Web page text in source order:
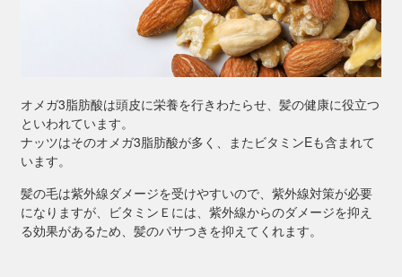
オメガ3脂肪酸は頭皮に栄養を行きわたらせ、髪の健康に役立つ
といわれています。
ナッツはそのオメガ3脂肪酸が多く、またビタミンEも含まれて
います。
髪の毛は紫外線ダメージを受けやすいので、紫外線対策が必要
になりますが、ビタミンＥには、紫外線からのダメージを抑え
る効果があるため、髪のパサつきを抑えてくれます。